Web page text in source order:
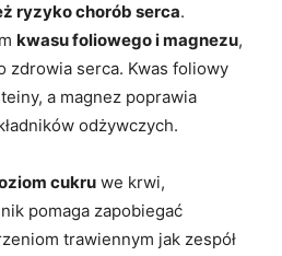
ryzyko chorób serca.
kwasu foliowego i magnezu,
zdrowia serca. Kwas foliowy
a magnez poprawia
odżywczych.
cukru we krwi,
pomaga zapobiegać
trawiennym jak zespół